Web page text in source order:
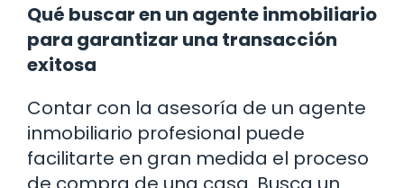
Qué buscar en un agente inmobiliario
para garantizar una transacción
exitosa
Contar con la asesoría de un agente
inmobiliario profesional puede
facilitarte en gran medida el proceso